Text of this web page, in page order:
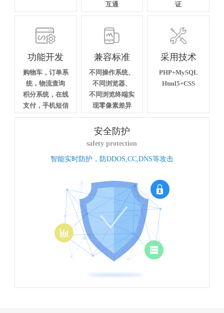
互通
证

功能开发
购物车，订单系
统，物流查询
积分系统，在线
支付，手机短信

兼容标准
不同操作系统、
不同浏览器、
不同浏览终端实
现零像素差异

采用技术
PHP+MySQL
Html5+CSS
安全防护
safety protection
智能实时防护，防DDOS,CC,DNS等攻击